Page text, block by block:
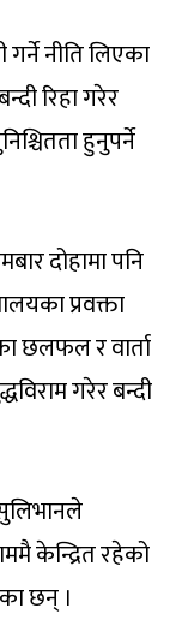
नीति लिएका
रिहा गरेर
हुनुपर्ने
दोहामा पनि
प्रवक्ता
छलफल र वार्ता
गरेर बन्दी
केन्द्रित रहेको
छन् ।